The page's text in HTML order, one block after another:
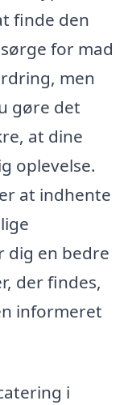
finde den
for mad
men
gøre det
at dine
oplevelse.
at indhente
dig en bedre
der findes,
informeret
i